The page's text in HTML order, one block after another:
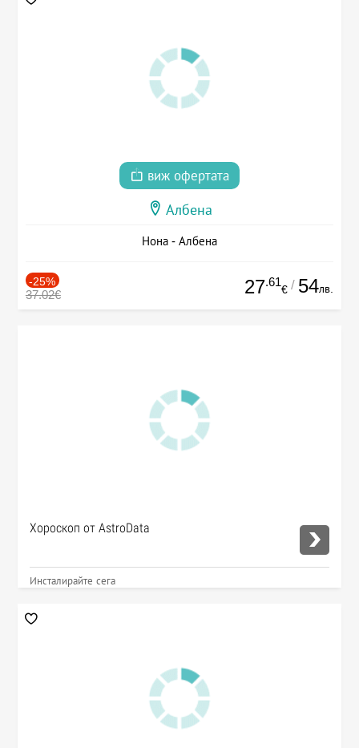
виж офертата
Албена
Нона - Албена
-25%
37.02€ 27.61
€ / 54лв.
Хороскоп от AstroData
Инсталирайте сега